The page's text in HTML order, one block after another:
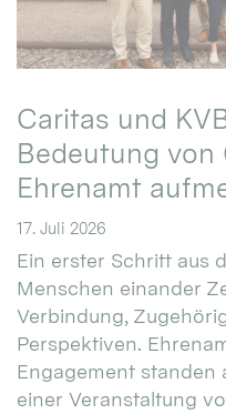
Caritas und
Bedeutung von
Ehrenamt
17. Juli 2026
Ein erster Schritt aus
Menschen einander
Verbindung,
Perspektiven.
Engagement standen
einer Veranstaltung